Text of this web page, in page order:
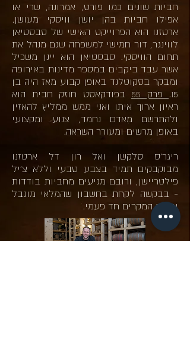
חביות שונים כמו פורט, אמרונה, שרי או
אפילו חביות בהן יושן וויסקי מעושן.
ארטזנו הוא הפרוייקט האישי של סבסטיאן
לווינגר, דור חמישי למשפחה שגם מנהל את
תחום הוויסקי. סבסטיאן הוא יינן משכיל
אשר עבד ביקבים במספר מדינות באירופה
ומבקר בסקוטלנד באופן קבוע מאז היה בן
15.
פרק 55
בפודקאסט חוזק חבית הוא
ראיון ארוך איתו ואני ממש ממליץ להאזין
ולהתרשם מאדם נחמד, צנוע ומקצועי
באופן מרשים ומעורר השראה.
ריגר'ס סלקשן ואל רון דל ארטזנו
מבוקבקים תמיד בצבע טבעי וללא צ'יל
פילטריישן, ורובם מגיעים מחביות בודדות
- בבקשה לקחת בחשבון שהמלאי מוגבל
וברוב המקרים חד פעמי.